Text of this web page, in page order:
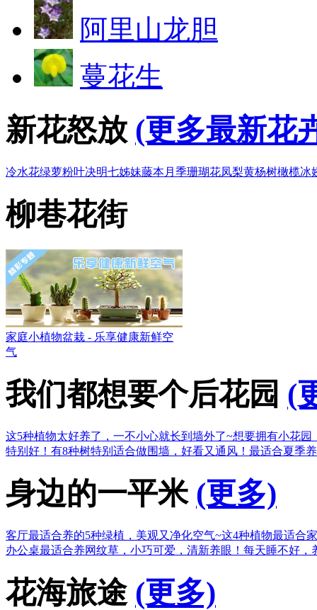
阿里山龙胆
蔓花生
新花怒放 (更多最新花
冷水花绿萝粉叶决明七姊妹藤本月季珊瑚花凤梨黄杨树橄榄冰
柳巷花街
家庭小植物盆栽 - 乐享健康新鲜空
气
我们都想要个后花园 (
这5种植物太好养了，一不小心就长到墙外了~想要拥有小花园
特别好！ 有8种树特别适合做围墙，好看又通风！ 最适合夏季
身边的一平米 (更多)
客厅最适合养的5种绿植，美观又净化空气~这4种植物最适合
办公桌最适合养网纹草，小巧可爱，清新养眼！ 每天睡不好，
花海旅途 (更多)